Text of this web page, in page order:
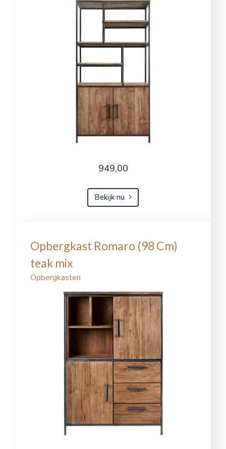
949,00
Bekijk nu
Opbergkast Romaro (98 Cm)
teak mix
Opbergkasten